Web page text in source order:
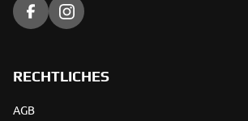
RECHTLICHES
AGB